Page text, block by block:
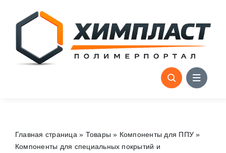
content
Главная страница » Товары » Компоненты для ППУ »
Компоненты для специальных покрытий и